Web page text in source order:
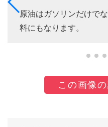
原油はガソリンだけで
料にもなります。
この画像